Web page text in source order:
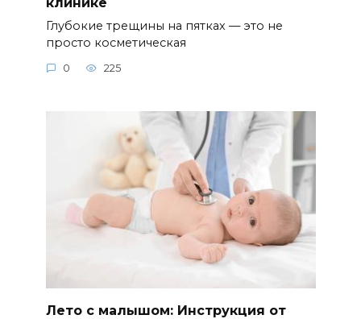
Глубокие трещины на пятках — это не
просто косметическая
0 225
Лето с малышом: Инструкция от